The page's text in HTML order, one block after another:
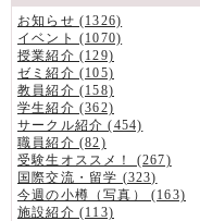
お知らせ (1326)
イベント (1070)
授業紹介 (129)
ゼミ紹介 (105)
教員紹介 (158)
学生紹介 (362)
サークル紹介 (454)
職員紹介 (82)
受験生オススメ！ (267)
国際交流・留学 (323)
今週の小樽（写真） (163)
施設紹介 (113)